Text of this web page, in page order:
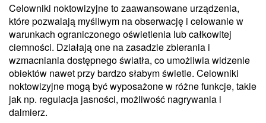
Celowniki noktowizyjne to zaawansowane urządzenia,
które pozwalają myśliwym na obserwację i celowanie w
warunkach ograniczonego oświetlenia lub całkowitej
ciemności. Działają one na zasadzie zbierania i
wzmacniania dostępnego światła, co umożliwia widzenie
obiektów nawet przy bardzo słabym świetle. Celowniki
noktowizyjne mogą być wyposażone w różne funkcje, takie
jak np. regulacja jasności, możliwość nagrywania i
dalmierz.